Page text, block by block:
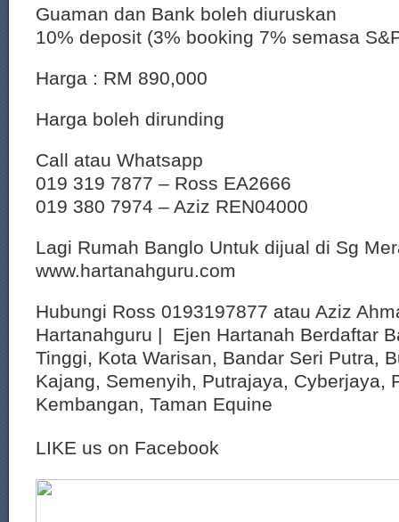
Guaman dan Bank boleh diuruskan
10% deposit (3% booking 7% semasa
Harga : RM 890,000
Harga boleh dirunding
Call atau Whatsapp
019 319 7877 – Ross EA2666
019 380 7974 – Aziz REN04000
Lagi Rumah Banglo Untuk dijual di Sg
www.hartanahguru.com
Hubungi Ross 0193197877 atau Aziz
Hartanahguru | Ejen Hartanah Berdaftar
Tinggi, Kota Warisan, Bandar Seri Putra,
Kajang, Semenyih, Putrajaya, Cyberjaya,
Kembangan, Taman Equine
LIKE us on Facebook